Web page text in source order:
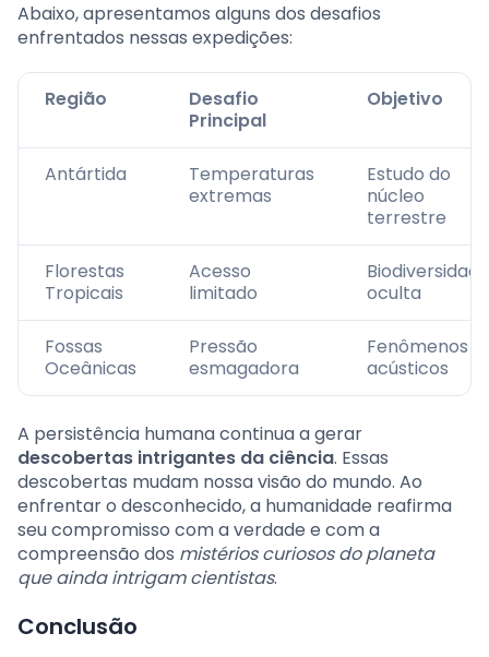
Abaixo, apresentamos alguns dos desafios
enfrentados nessas expedições:
Região
Desafio
Principal
Objetivo
Antártida
Temperaturas
extremas
Estudo do
núcleo
terrestre
Florestas
Tropicais
Acesso
limitado
Biodiversidade
oculta
Fossas
Oceânicas
Pressão
esmagadora
Fenômenos
acústicos
A persistência humana continua a gerar
descobertas intrigantes da ciência. Essas
descobertas mudam nossa visão do mundo. Ao
enfrentar o desconhecido, a humanidade reafirma
seu compromisso com a verdade e com a
compreensão dos mistérios curiosos do planeta
que ainda intrigam cientistas.
Conclusão